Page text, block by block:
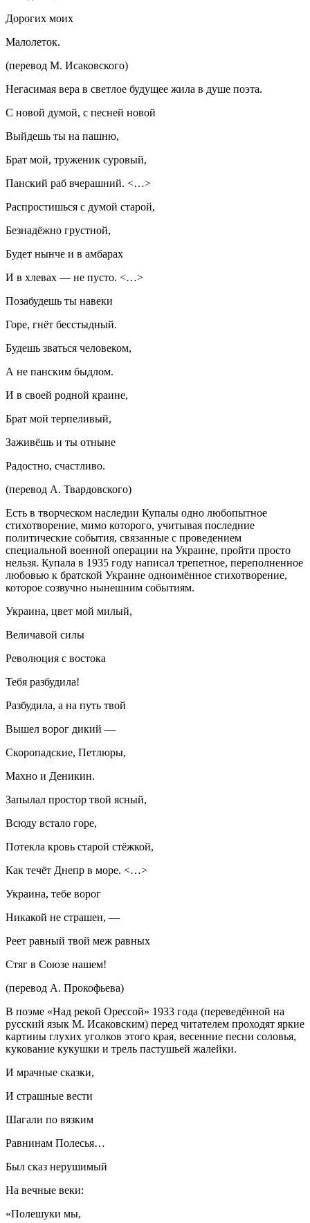
Дорогих моих
Малолеток.
(перевод М. Исаковского)
Негасимая вера в светлое будущее жила в душе поэта.
С новой думой, с песней новой
Выйдешь ты на пашню,
Брат мой, труженик суровый,
Панский раб вчерашний. <…>
Распростишься с думой старой,
Безнадёжно грустной,
Будет нынче и в амбарах
И в хлевах — не пусто. <…>
Позабудешь ты навеки
Горе, гнёт бесстыдный.
Будешь зваться человеком,
А не панским быдлом.
И в своей родной краине,
Брат мой терпеливый,
Заживёшь и ты отныне
Радостно, счастливо.
(перевод А. Твардовского)
Есть в творческом наследии Купалы одно любопытное
стихотворение, мимо которого, учитывая последние
политические события, связанные с проведением
специальной военной операции на Украине, пройти просто
нельзя. Купала в 1935 году написал трепетное, переполненное
любовью к братской Украине одноимённое стихотворение,
которое созвучно нынешним событиям.
Украина, цвет мой милый,
Величавой силы
Революция с востока
Тебя разбудила!
Разбудила, а на путь твой
Вышел ворог дикий —
Скоропадские, Петлюры,
Махно и Деникин.
Запылал простор твой ясный,
Всюду встало горе,
Потекла кровь старой стёжкой,
Как течёт Днепр в море. <…>
Украина, тебе ворог
Никакой не страшен, —
Реет равный твой меж равных
Стяг в Союзе нашем!
(перевод А. Прокофьева)
В поэме «Над рекой Орессой» 1933 года (переведённой на
русский язык М. Исаковским) перед читателем проходят яркие
картины глухих уголков этого края, весенние песни соловья,
кукование кукушки и трель пастушьей жалейки.
И мрачные сказки,
И страшные вести
Шагали по вязким
Равнинам Полесья…
Был сказ нерушимый
На вечные веки:
«Полешуки мы,